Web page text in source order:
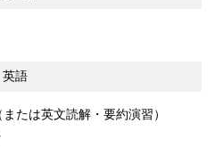
英語
たは英文読解・要約演習）